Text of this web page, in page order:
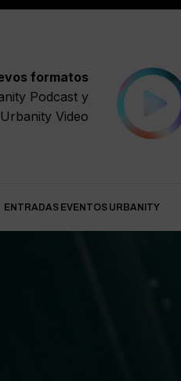
formatos
Podcasty
Urbanity Video
ENTRADAS EVENTOS URBANITY